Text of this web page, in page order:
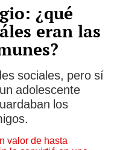
¿qué
eran las
sociales, pero sí
adolescente
los
valor de hasta